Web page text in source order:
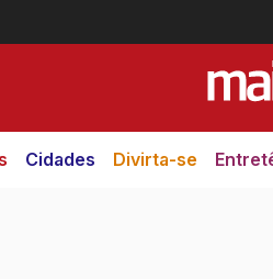
Cidades Divirta-se